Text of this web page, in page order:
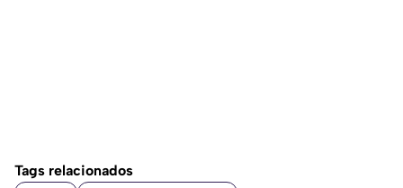
Tags relacionados